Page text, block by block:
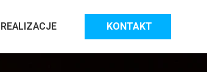
REALIZACJE KONTAKT